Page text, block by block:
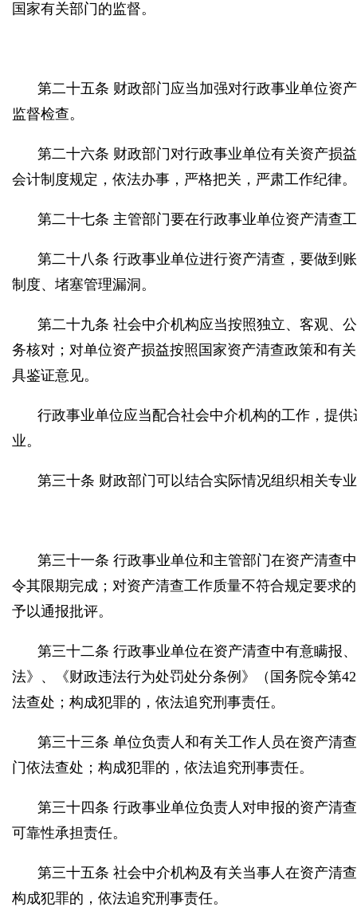
国家有关部门的监督。
第二十五条 财政部门应当加强对行政事业单位资
监督检查。
第二十六条 财政部门对行政事业单位有关资产损
会计制度规定，依法办事，严格把关，严肃工作纪律。
第二十七条 主管部门要在行政事业单位资产清查
第二十八条 行政事业单位进行资产清查，要做到
制度、堵塞管理漏洞。
第二十九条 社会中介机构应当按照独立、客观、
务核对；对单位资产损益按照国家资产清查政策和有
具鉴证意见。
行政事业单位应当配合社会中介机构的工作，提
业。
第三十条 财政部门可以结合实际情况组织相关专
第三十一条 行政事业单位和主管部门在资产清查
令其限期完成；对资产清查工作质量不符合规定要求
予以通报批评。
第三十二条 行政事业单位在资产清查中有意瞒报
法》、《财政违法行为处罚处分条例》（国务院令第
法查处；构成犯罪的，依法追究刑事责任。
第三十三条 单位负责人和有关工作人员在资产清
门依法查处；构成犯罪的，依法追究刑事责任。
第三十四条 行政事业单位负责人对申报的资产清
可靠性承担责任。
第三十五条 社会中介机构及有关当事人在资产清
构成犯罪的，依法追究刑事责任。